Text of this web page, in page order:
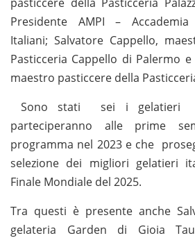
Presidente AMPI –
Italiani; Salvatore Cappello,
Pasticceria Cappello di Palermo
maestro pasticcere della
Sono stati sei i gelatieri
parteciperanno alle prime
programma nel 2023 e che
selezione dei migliori gelatieri
Finale Mondiale del 2025.
Tra questi è presente anche
gelateria Garden di Gioia